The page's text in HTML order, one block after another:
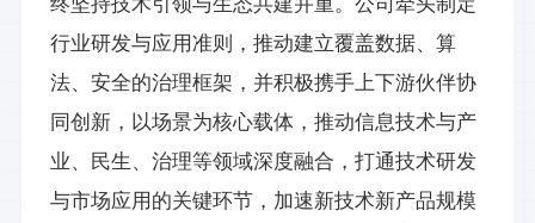
终坚持技术引领与生态共建并重。公司牵头制定
行业研发与应用准则，推动建立覆盖数据、算
法、安全的治理框架，并积极携手上下游伙伴协
同创新，以场景为核心载体，推动信息技术与产
业、民生、治理等领域深度融合，打通技术研发
与市场应用的关键环节，加速新技术新产品规模